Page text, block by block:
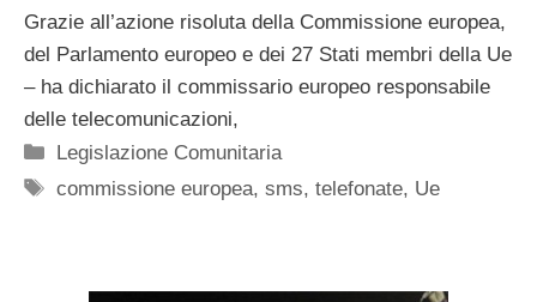
Grazie all’azione risoluta della Commissione europea,
del Parlamento europeo e dei 27 Stati membri della Ue
– ha dichiarato il commissario europeo responsabile
delle telecomunicazioni,
Categorie
Legislazione Comunitaria
Tag
commissione europea,sms,telefonate, Ue